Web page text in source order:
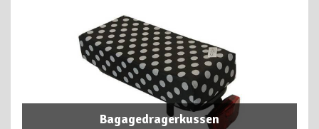
Bagagedragerkussen